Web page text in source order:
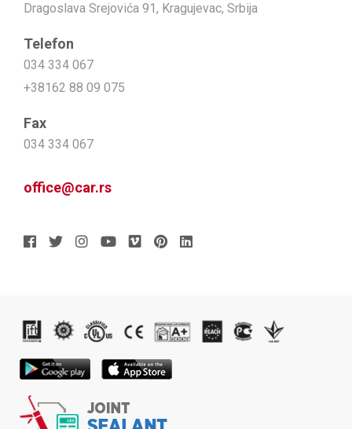
Dragoslava Srejovića 91, Kragujevac, Srbija
Telefon
034 334 067
+38162 88 09 075
Fax
034 334 067
office@car.rs